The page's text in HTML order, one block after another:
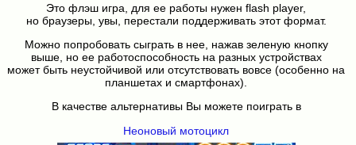
Это флэш игра, для ее работы нужен flash player,
но браузеры, увы, перестали поддерживать этот формат.
Можно попробовать сыграть в нее, нажав зеленую кнопку
выше, но ее работоспособность на разных устройствах
может быть неустойчивой или отсутствовать вовсе (особенно на
планшетах и смартфонах).
В качестве альтернативы Вы можете поиграть в
Неоновый мотоцикл